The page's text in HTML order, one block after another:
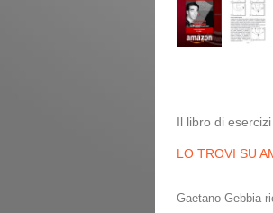
Il libro di
LO TROVI SU
Gaetano Gebbia